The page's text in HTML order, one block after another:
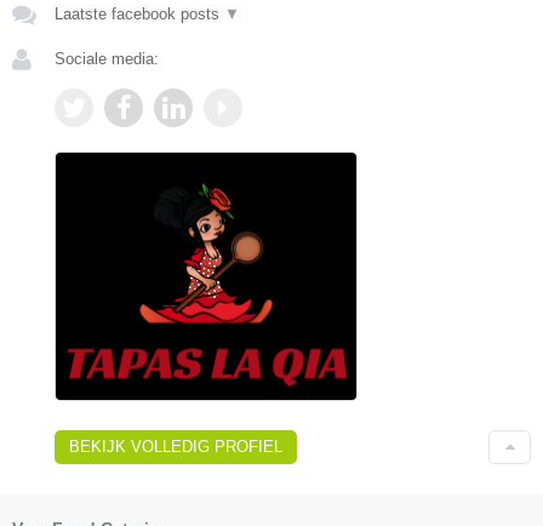
Laatste facebook posts ▼
Sociale media:
BEKIJK VOLLEDIG PROFIEL